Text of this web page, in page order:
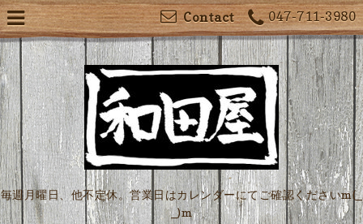
047-711-3980
Contact
毎週月曜日、他不定休。営業日はカレンダーにてご確認くださいm(_
_)m